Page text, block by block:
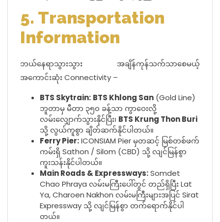
5. Transportation
Information
ဘယ်နေရာသွားသွား အချိန်ကုန်သက်သာစေမယ့်
အကောင်းဆုံး Connectivity –
BTS Skytrain: BTS Khlong San (Gold Line)
ဘူတာမှ မီတာ ၃၅၀ ခန့်သာ ကွာဝေးလို့
လမ်းလျှောက်သွားနိုင်ပြီး၊ BTS Krung Thon Buri
သို့ လွယ်ကူစွာ ချိတ်ဆက်နိုင်ပါတယ်။
Ferry Pier:ICONSIAM Pier မှတဆင့် မြစ်တစ်ဖက်
ကမ်းရှိ Sathon / Silom (CBD) သို့ လျင်မြန်စွာ
ကူးသန်းနိုင်ပါတယ်။
Main Roads & Expressways:Somdet
Chao Phraya လမ်းမကြီးပေါ်တွင် တည်ရှိပြီး Lat
Ya, Charoen Nakhon လမ်းမကြီးများအပြင် Sirat
Expressway သို့ လျင်မြန်စွာ တက်ရောက်နိုင်ပါ
တယ်။